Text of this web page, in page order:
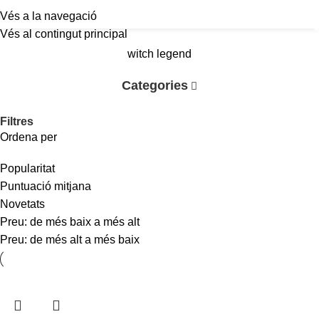
Vés a la navegació
Vés al contingut principal
witch legend
Categories
Filtres
Ordena per
Popularitat
Puntuació mitjana
Novetats
Preu: de més baix a més alt
Preu: de més alt a més baix